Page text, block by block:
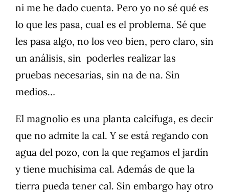
ni me he dado cuenta. Pero yo no sé qué es
lo que les pasa, cual es el problema. Sé que
les pasa algo, no los veo bien, pero claro, sin
un análisis, sin poderles realizar las
pruebas necesarias, sin na de na. Sin
medios…
El magnolio es una planta calcífuga, es decir
que no admite la cal. Y se está regando con
agua del pozo, con la que regamos el jardín
y tiene muchísima cal. Además de que la
tierra pueda tener cal. Sin embargo hay otro